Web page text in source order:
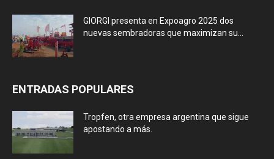
GIORGI presenta en Expoagro 2025 dos
nuevas sembradoras que maximizan su...
ENTRADAS POPULARES
Tropfen, otra empresa argentina que sigue
apostando a más.